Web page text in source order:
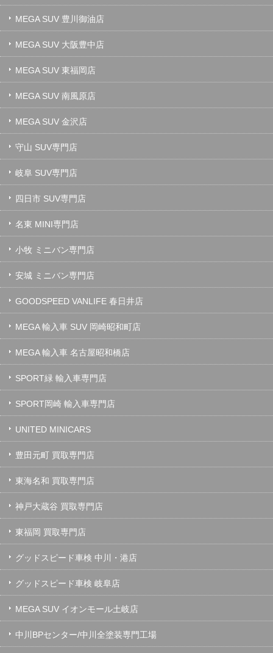
MEGA SUV 豊川御油店
MEGA SUV 大阪豊中店
MEGA SUV 東福岡店
MEGA SUV 南風原店
MEGA SUV 金沢店
守山 SUV専門店
岐阜 SUV専門店
四日市 SUV専門店
名東 MINI専門店
小牧 ミニバン専門店
安城 ミニバン専門店
GOODSPEED VANLIFE 春日井店
MEGA 輸入車 SUV 岡崎昭和町店
MEGA 輸入車 名古屋昭和橋店
SPORT緑 輸入車専門店
SPORT岡崎 輸入車専門店
UNITED MINICARS
豊田元町 買取専門店
東海名和 買取専門店
神戸大蔵谷 買取専門店
東福岡 買取専門店
グッドスピード車検 中川・港店
グッドスピード車検 岐阜店
MEGA SUV イオンモール土岐店
中川BPセンター/中川全塗装専門工場